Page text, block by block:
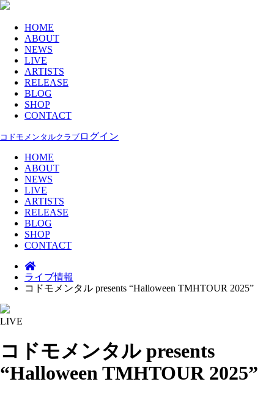
HOME
ABOUT
NEWS
LIVE
ARTISTS
RELEASE
BLOG
SHOP
CONTACT
コドモメンタルクラブ ログイン
HOME
ABOUT
NEWS
LIVE
ARTISTS
RELEASE
BLOG
SHOP
CONTACT
ライブ情報
コドモメンタル presents “Halloween TMHTOUR 2025”
LIVE
コドモメンタル presents
“Halloween TMHTOUR 2025”